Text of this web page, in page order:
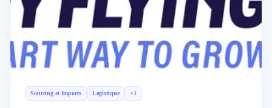
Publicité
Communication
Influence Marketing
Veille commerciale
Études Marketing
Sourcing et Imports Logistique +1